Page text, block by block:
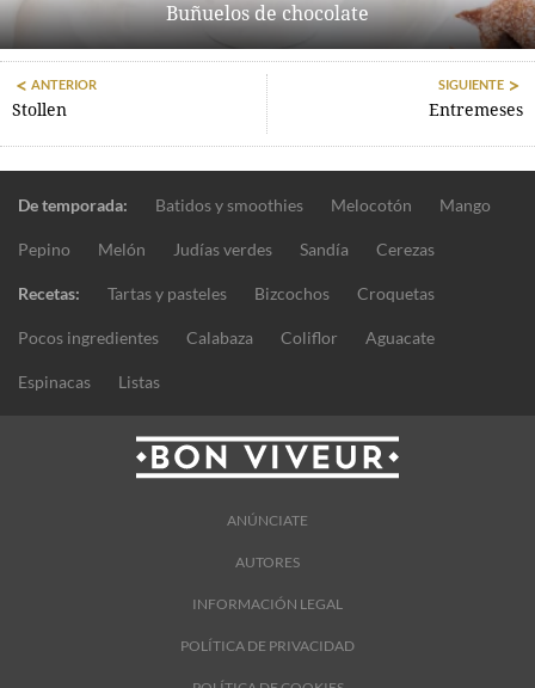
Buñuelos de chocolate
ANTERIOR
Stollen
SIGUIENTE
Entremeses
De temporada: Batidos y smoothies Melocotón Mango
Pepino Melón Judías verdes Sandía Cerezas
Recetas: Tartas y pasteles Bizcochos Croquetas
Pocos ingredientes Calabaza Coliflor Aguacate
Espinacas Listas
ANÚNCIATE
AUTORES
INFORMACIÓN LEGAL
POLÍTICA DE PRIVACIDAD